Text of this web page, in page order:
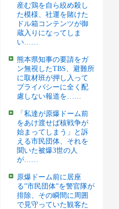
産む鶏を自ら絞め殺し
た模様、社運を賭けた
ドル箱コンテンツが御
蔵入りになってしま
い……
熊本県知事の要請をガ
ン無視したTBS、避難所
に取材班が押し入って
プライバシーに全く配
慮しない報道を……
「私達が原爆ドーム前
をあけ渡せば核戦争が
始まってしまう」と訴
える市民団体、それを
聞いた被爆3世の人
が……
原爆ドーム前に居座
る”市民団体”を警官隊が
排除、その瞬間に周囲
で見守っていた観客た